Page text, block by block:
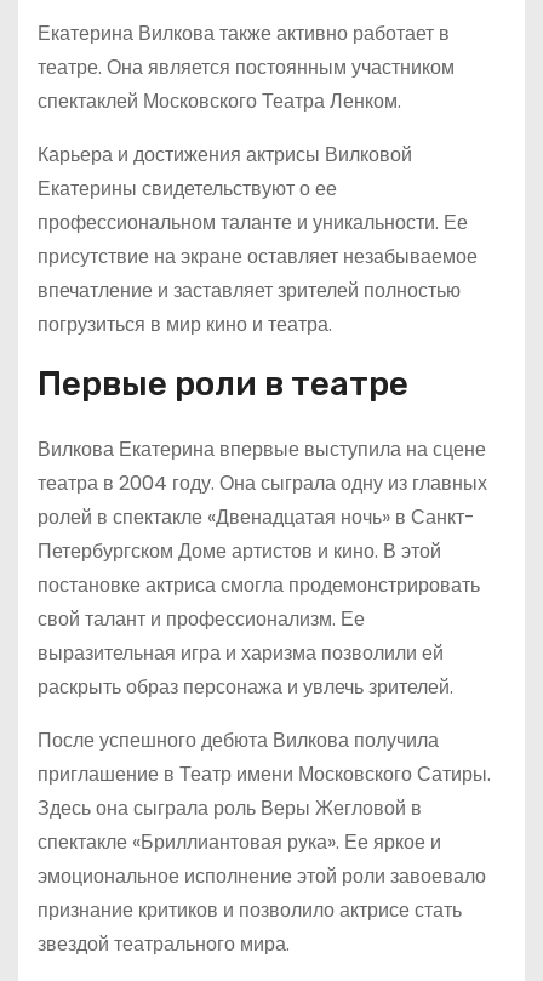
Екатерина Вилкова также активно работает в
театре. Она является постоянным участником
спектаклей Московского Театра Ленком.
Карьера и достижения актрисы Вилковой
Екатерины свидетельствуют о ее
профессиональном таланте и уникальности. Ее
присутствие на экране оставляет незабываемое
впечатление и заставляет зрителей полностью
погрузиться в мир кино и театра.
Первые роли в театре
Вилкова Екатерина впервые выступила на сцене
театра в 2004 году. Она сыграла одну из главных
ролей в спектакле «Двенадцатая ночь» в Санкт-
Петербургском Доме артистов и кино. В этой
постановке актриса смогла продемонстрировать
свой талант и профессионализм. Ее
выразительная игра и харизма позволили ей
раскрыть образ персонажа и увлечь зрителей.
После успешного дебюта Вилкова получила
приглашение в Театр имени Московского Сатиры.
Здесь она сыграла роль Веры Жегловой в
спектакле «Бриллиантовая рука». Ее яркое и
эмоциональное исполнение этой роли завоевало
признание критиков и позволило актрисе стать
звездой театрального мира.